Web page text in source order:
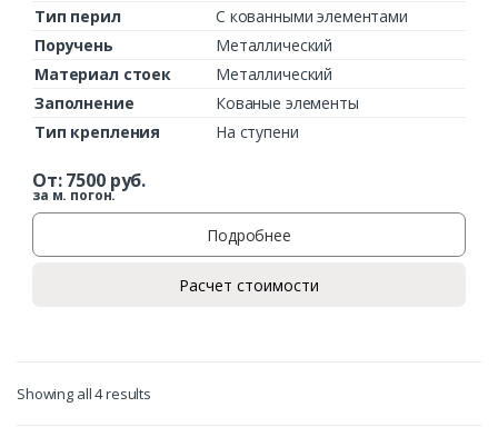
Тип перил
С кованными элементами
Поручень
Металлический
Материал стоек
Металлический
Заполнение
Кованые элементы
Тип крепления
На ступени
От:7500руб.
за м. погон.
Подробнее
Расчет стоимости
Showing all 4 results